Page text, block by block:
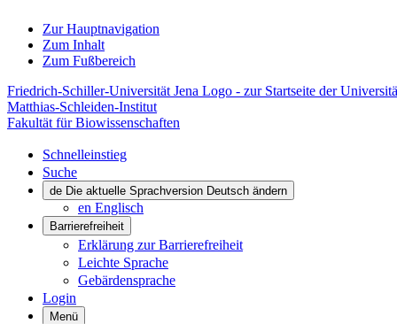
Zur Hauptnavigation
Zum Inhalt
Zum Fußbereich
Friedrich-Schiller-Universität Jena Logo - zur Startseite der
Matthias-Schleiden-Institut
Fakultät für Biowissenschaften
Schnelleinstieg
Suche
de Die aktuelle Sprachversion Deutsch ändern
en Englisch
Barrierefreiheit
Erklärung zur Barrierefreiheit
Leichte Sprache
Gebärdensprache
Login
Menü